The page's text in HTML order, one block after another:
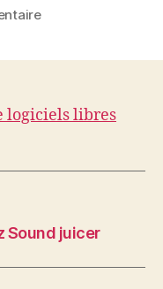
sur
campagne
Sound juicer